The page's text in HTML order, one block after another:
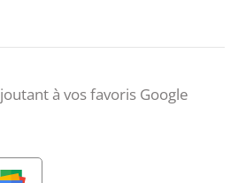
à vos favoris Google